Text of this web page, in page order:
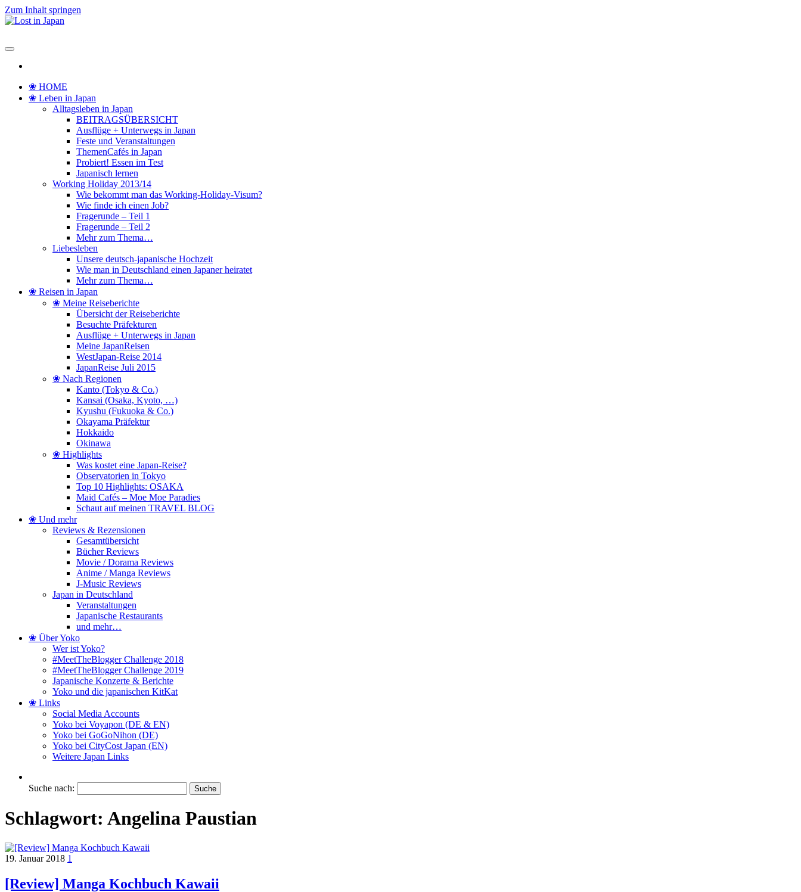
Zum Inhalt springen
❀ HOME
❀ Leben in Japan
Alltagsleben in Japan
BEITRAGSÜBERSICHT
Ausflüge + Unterwegs in Japan
Feste und Veranstaltungen
ThemenCafés in Japan
Probiert! Essen im Test
Japanisch lernen
Working Holiday 2013/14
Wie bekommt man das Working-Holiday-Visum?
Wie finde ich einen Job?
Fragerunde – Teil 1
Fragerunde – Teil 2
Mehr zum Thema…
Liebesleben
Unsere deutsch-japanische Hochzeit
Wie man in Deutschland einen Japaner heiratet
Mehr zum Thema…
❀ Reisen in Japan
❀ Meine Reiseberichte
Übersicht der Reiseberichte
Besuchte Präfekturen
Ausflüge + Unterwegs in Japan
Meine JapanReisen
WestJapan-Reise 2014
JapanReise Juli 2015
❀ Nach Regionen
Kanto (Tokyo & Co.)
Kansai (Osaka, Kyoto, …)
Kyushu (Fukuoka & Co.)
Okayama Präfektur
Hokkaido
Okinawa
❀ Highlights
Was kostet eine Japan-Reise?
Observatorien in Tokyo
Top 10 Highlights: OSAKA
Maid Cafés – Moe Moe Paradies
Schaut auf meinen TRAVEL BLOG
❀ Und mehr
Reviews & Rezensionen
Gesamtübersicht
Bücher Reviews
Movie / Dorama Reviews
Anime / Manga Reviews
J-Music Reviews
Japan in Deutschland
Veranstaltungen
Japanische Restaurants
und mehr…
❀ Über Yoko
Wer ist Yoko?
#MeetTheBlogger Challenge 2018
#MeetTheBlogger Challenge 2019
Japanische Konzerte & Berichte
Yoko und die japanischen KitKat
❀ Links
Social Media Accounts
Yoko bei Voyapon (DE & EN)
Yoko bei GoGoNihon (DE)
Yoko bei CityCost Japan (EN)
Weitere Japan Links
Suche nach:
Schlagwort: Angelina Paustian
19. Januar 2018 1
[Review] Manga Kochbuch Kawaii